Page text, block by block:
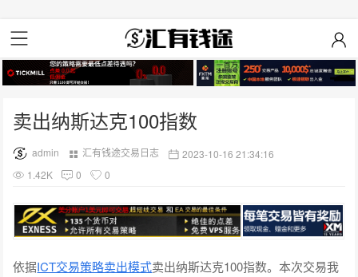
卖出纳斯达克100指数
admin 汇有钱途交易日志
2023-10-16 21:34:16
1.42K
0 0
依据ICT交易策略卖出模式卖出纳斯达克100指数。本次交易我